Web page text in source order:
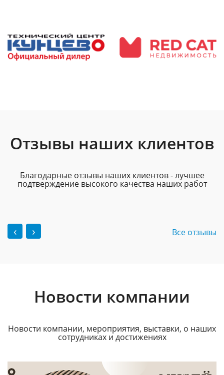
Отзывы наших клиентов
Благодарные отзывы наших клиентов - лучшее
подтверждение высокого качества наших работ
‹ › Все отзывы
Новости компании
Новости компании, мероприятия, выставки, о наших
сотрудниках и достижениях